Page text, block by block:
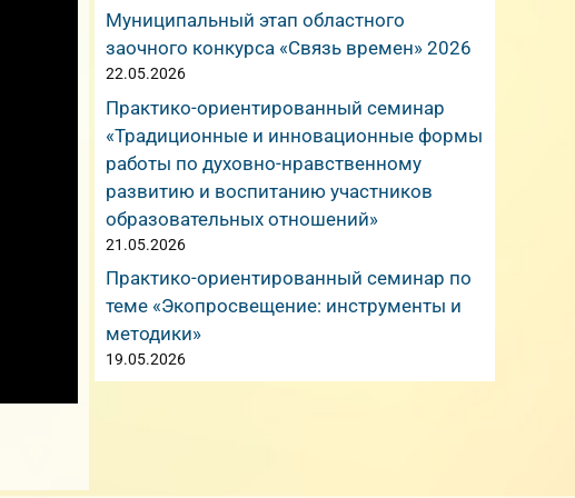
Муниципальный этап областного
заочного конкурса «Связь времен» 2026
22.05.2026
Практико-ориентированный семинар
«Традиционные и инновационные формы
работы по духовно-нравственному
развитию и воспитанию участников
образовательных отношений»
21.05.2026
Практико-ориентированный семинар по
теме «Экопросвещение: инструменты и
методики»
19.05.2026